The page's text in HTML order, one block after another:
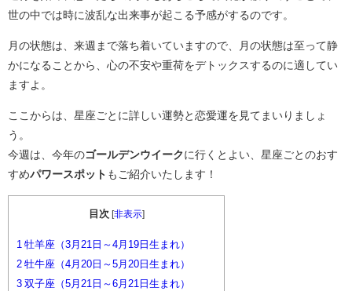
世の中では時に波乱な出来事が起こる予感がするのです。
月の状態は、来週まで落ち着いていますので、月の状態は至って静
かになることから、心の不安や重荷をデトックスするのに適してい
ますよ。
ここからは、星座ごとに詳しい運勢と恋愛運を見てまいりましょ
う。
今週は、今年のゴールデンウイーク に行くとよい、星座ごとのおす
すめパワースポット もご紹介いたします！
目次 [非表示]
1 牡羊座（3月21日～4月19日生まれ）
2 牡牛座（4月20日～5月20日生まれ）
3 双子座（5月21日～6月21日生まれ）